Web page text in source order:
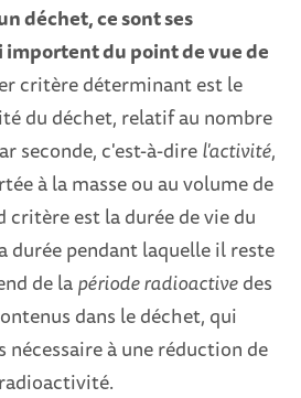
déchet, ce sont ses
du point de vue de
critère déterminant est le
du déchet, relatif au nombre
seconde, c'est-à-direl'activité,
à la masse ou au volume de
critère est la durée de vie du
durée pendant laquelle il reste
de lapériode radioactivedes
dans le déchet, qui
nécessaire à une réduction de